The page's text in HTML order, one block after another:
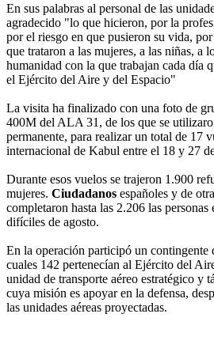
En sus palabras al personal de las
agradecido "lo que hicieron, por la
por el riesgo en que pusieron su vida,
que trataron a las mujeres, a las niñas, a
humanidad con la que trabajan cada día
el Ejército del Aire y del Espacio"
La visita ha finalizado con una foto de
400M del ALA 31, de los que se
permanente, para realizar un total de 17
internacional de Kabul entre el 18 y 27
Durante esos vuelos se trajeron 1.900
mujeres. Ciudadanos españoles y de
completaron hasta las 2.206 las personas
difíciles de agosto.
En la operación participó un contingente
cuales 142 pertenecían al Ejército del
unidad de transporte aéreo estratégico
cuya misión es apoyar en la defensa,
las unidades aéreas proyectadas.